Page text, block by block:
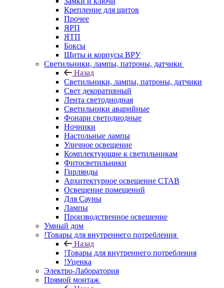
Крепление для щитов
Прочее
ЯРП
ЯТП
Боксы
Щиты и корпусы ВРУ
Светильники, лампы, патроны, датчики
Назад
Светильники, лампы, патроны, датчики
Свет декоративный
Лента светодиодная
Светильники аварийные
Фонари светодиодные
Ночники
Настольные лампы
Уличное освещение
Комплектующие к светильникам
Фитосветильники
Гирлянды
Архитектурное освещение СТАВ
Освещение помещений
Для Сауны
Лампы
Производственное освешение
Умный дом
!Товары для внутреннего потребления
Назад
!Товары для внутреннего потребления
!Уценка
Электро-Лаборатория
Прямой монтаж